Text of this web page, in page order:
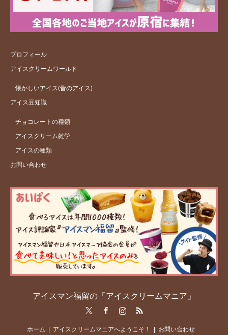
プロフィール
アイスクリームワールド
懐かしいアイス(昔のアイス)
アイス豆知識
チョコレートの種類
アイスクリーム雑学
アイスの種類
お問い合わせ
アイスマン福留の「アイスクリームマニア」
RSS
ホーム アイスクリームマニアへようこそ！ お問い合わせ